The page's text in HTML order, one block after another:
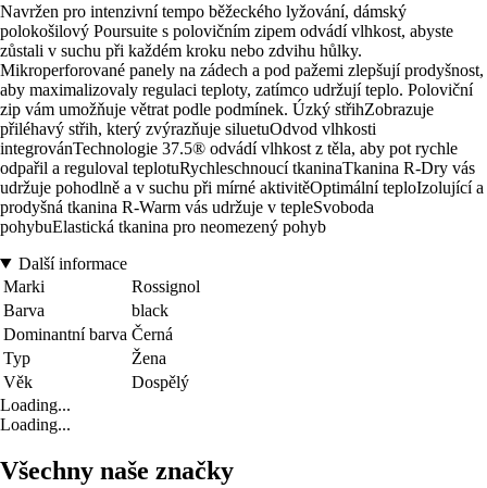
Navržen pro intenzivní tempo běžeckého lyžování, dámský
polokošilový Poursuite s polovičním zipem odvádí vlhkost, abyste
zůstali v suchu při každém kroku nebo zdvihu hůlky.
Mikroperforované panely na zádech a pod pažemi zlepšují prodyšnost,
aby maximalizovaly regulaci teploty, zatímco udržují teplo. Poloviční
zip vám umožňuje větrat podle podmínek. Úzký střihZobrazuje
přiléhavý střih, který zvýrazňuje siluetuOdvod vlhkosti
integrovánTechnologie 37.5® odvádí vlhkost z těla, aby pot rychle
odpařil a reguloval teplotuRychleschnoucí tkaninaTkanina R-Dry vás
udržuje pohodlně a v suchu při mírné aktivitěOptimální teploIzolující a
prodyšná tkanina R-Warm vás udržuje v tepleSvoboda
pohybuElastická tkanina pro neomezený pohyb
Další informace
Marki
Rossignol
Barva
black
Dominantní barva Černá
Typ
Žena
Věk
Dospělý
Loading...
Loading...
Všechny naše značky